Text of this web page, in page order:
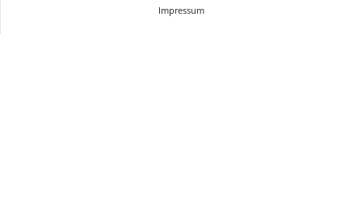
Impressum